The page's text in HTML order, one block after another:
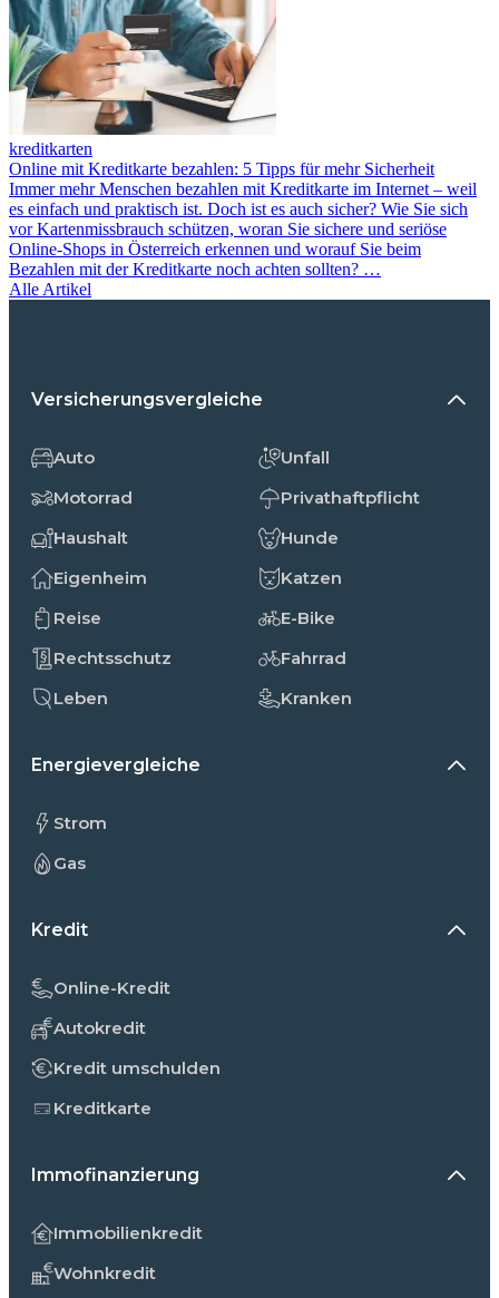
kreditkarten
Online mit Kreditkarte bezahlen: 5 Tipps für mehr Sicherheit
Immer mehr Menschen bezahlen mit Kreditkarte im Internet – weil
es einfach und praktisch ist. Doch ist es auch sicher? Wie Sie sich
vor Kartenmissbrauch schützen, woran Sie sichere und seriöse
Online-Shops in Österreich erkennen und worauf Sie beim
Bezahlen mit der Kreditkarte noch achten sollten? …
Alle Artikel
Versicherungsvergleiche
Auto
Motorrad
Haushalt
Eigenheim
Reise
Rechtsschutz
Leben
Unfall
Privathaftpflicht
Hunde
Katzen
E-Bike
Fahrrad
Kranken
Energievergleiche
Strom
Gas
Kredit
Online-Kredit
Autokredit
Kredit umschulden
Kreditkarte
Immofinanzierung
Immobilienkredit
Wohnkredit